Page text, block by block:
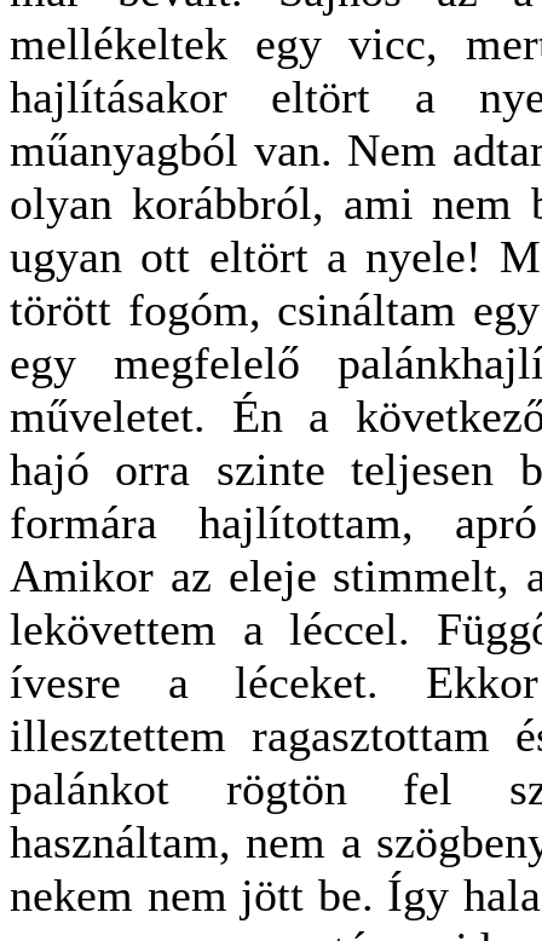
mellékeltek egy vicc,
hajlításakor eltört a
műanyagból van. Nem
olyan korábbról, ami
ugyan ott eltört a nyele!
törött fogóm, csináltam
egy megfelelő
műveletet. Én a
hajó orra szinte teljesen
formára hajlítottam,
Amikor az eleje stimmelt,
lekövettem a léccel.
ívesre a léceket.
illesztettem ragasztottam
palánkot rögtön fel
használtam, nem a
nekem nem jött be. Így